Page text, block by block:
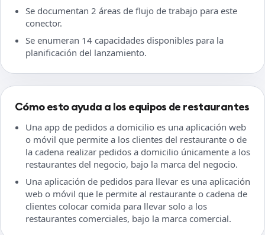
Se documentan 2 áreas de flujo de trabajo para este
conector.
Se enumeran 14 capacidades disponibles para la
planificación del lanzamiento.
Cómo esto ayuda a los equipos de restaurantes
Una app de pedidos a domicilio es una aplicación web
o móvil que permite a los clientes del restaurante o de
la cadena realizar pedidos a domicilio únicamente a los
restaurantes del negocio, bajo la marca del negocio.
Una aplicación de pedidos para llevar es una aplicación
web o móvil que le permite al restaurante o cadena de
clientes colocar comida para llevar solo a los
restaurantes comerciales, bajo la marca comercial.